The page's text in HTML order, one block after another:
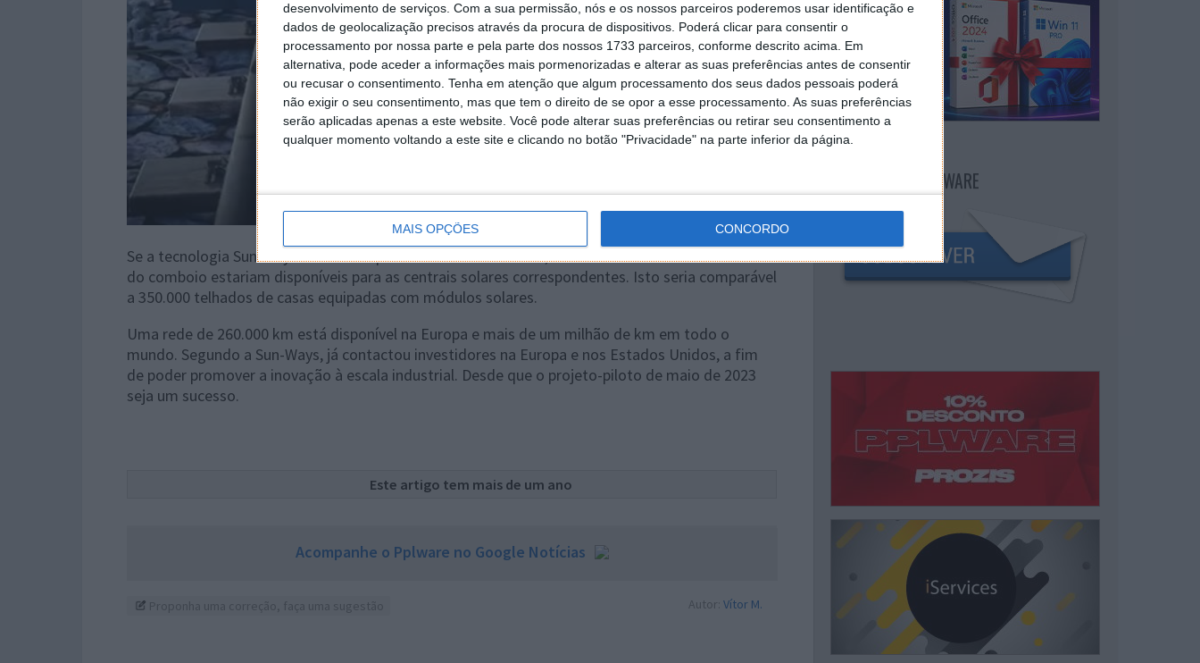
desenvolvimento de serviços. Com a sua permissão, nós e os nossos parceiros poderemos usar identificação e
dados de geolocalização precisos através da procura de dispositivos. Poderá clicar para consentir o
processamento por nossa parte e pela parte dos nossos 1733 parceiros, conforme descrito acima. Em
alternativa, pode aceder a informações mais pormenorizadas e alterar as suas preferências antes de consentir
ou recusar o consentimento. Tenha em atenção que algum processamento dos seus dados pessoais poderá
não exigir o seu consentimento, mas que tem o direito de se opor a esse processamento. As suas preferências
serão aplicadas apenas a este website. Você pode alterar suas preferências ou retirar seu consentimento a
qualquer momento voltando a este site e clicando no botão "Privacidade" na parte inferior da página.
MAIS OPÇÕES CONCORDO
Se a tecnologia Sun-Ways estivesse operacional no mundo real, 7 milhões de km2 entre os carris
do comboio estariam disponíveis para as centrais solares correspondentes. Isto seria comparável
a 350.000 telhados de casas equipadas com módulos solares.
Uma rede de 260.000 km está disponível na Europa e mais de um milhão de km em todo o
mundo. Segundo a Sun-Ways, já contactou investidores na Europa e nos Estados Unidos, a fim
de poder promover a inovação à escala industrial. Desde que o projeto-piloto de maio de 2023
seja um sucesso.
Este artigo tem mais de um ano
Acompanhe o Pplware no Google Notícias
Autor: Vítor M.
NEWSLETTER PPLWARE